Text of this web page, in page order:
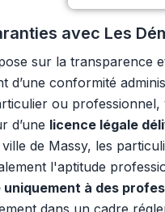
avec Les
sur la
d’une conformité
ou professionnel,
d’une licence légale
de Massy, les
l'aptitude
à des
dans un cadre